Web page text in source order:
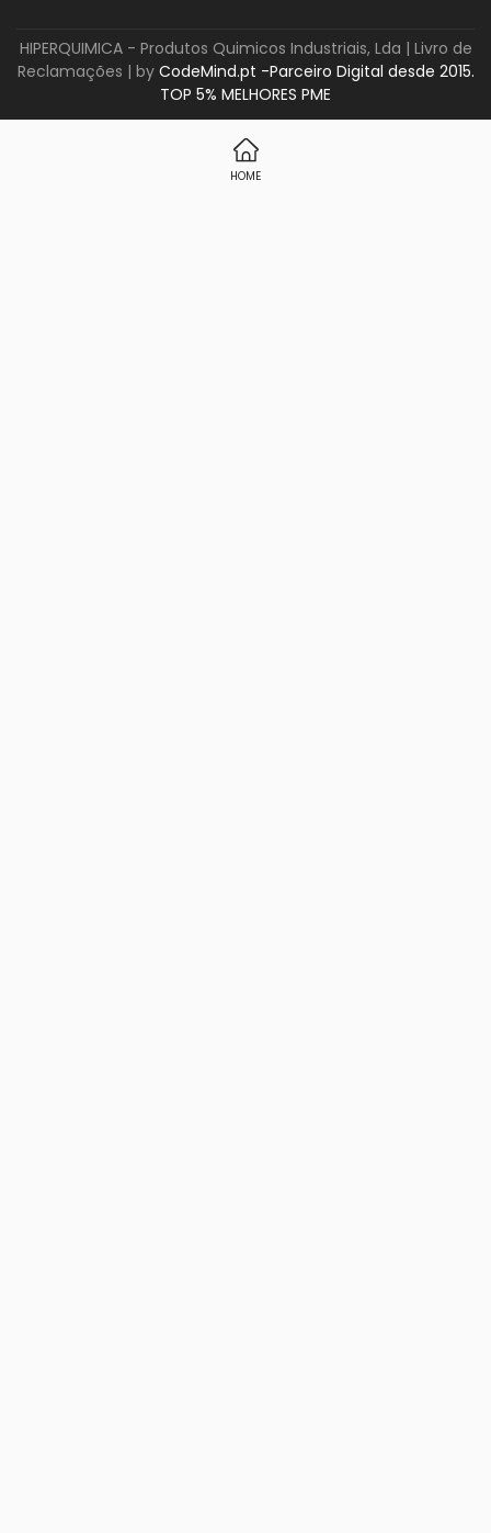
HIPERQUIMICA - Produtos Quimicos Industriais, Lda | Livro de
Reclamações | by CodeMind.pt -Parceiro Digital desde 2015.
TOP 5% MELHORES PME
HOME